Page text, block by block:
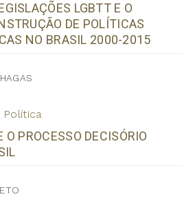
LGBTT E O
DE POLÍTICAS
NO BRASIL 2000-2015
Política
O PROCESSO DECISÓRIO